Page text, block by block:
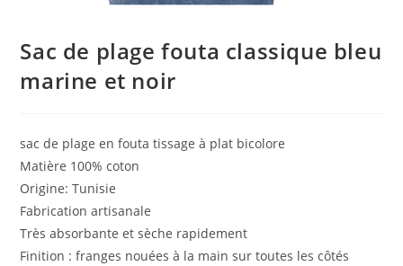
Sac de plage fouta classique bleu
marine et noir
sac de plage en fouta tissage à plat bicolore
Matière 100% coton
Origine: Tunisie
Fabrication artisanale
Très absorbante et sèche rapidement
Finition : franges nouées à la main sur toutes les côtés